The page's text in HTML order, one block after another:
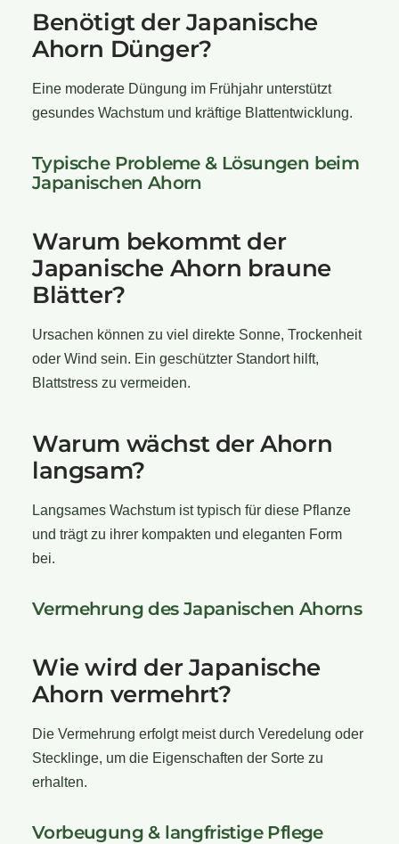
Benötigt der Japanische
Ahorn Dünger?
Eine moderate Düngung im Frühjahr unterstützt
gesundes Wachstum und kräftige Blattentwicklung.
Typische Probleme & Lösungen beim
Japanischen Ahorn
Warum bekommt der
Japanische Ahorn braune
Blätter?
Ursachen können zu viel direkte Sonne, Trockenheit
oder Wind sein. Ein geschützter Standort hilft,
Blattstress zu vermeiden.
Warum wächst der Ahorn
langsam?
Langsames Wachstum ist typisch für diese Pflanze
und trägt zu ihrer kompakten und eleganten Form
bei.
Vermehrung des Japanischen Ahorns
Wie wird der Japanische
Ahorn vermehrt?
Die Vermehrung erfolgt meist durch Veredelung oder
Stecklinge, um die Eigenschaften der Sorte zu
erhalten.
Vorbeugung & langfristige Pflege